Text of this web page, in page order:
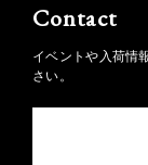
Contact
イベントや入荷情
さい。